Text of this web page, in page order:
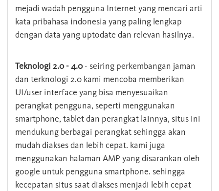
mejadi wadah pengguna Internet yang mencari arti
kata pribahasa indonesia yang paling lengkap
dengan data yang uptodate dan relevan hasilnya.
Teknologi 2.0 - 4.0- seiring perkembangan jaman
dan terknologi 2.0 kami mencoba memberikan
UI/user interface yang bisa menyesuaikan
perangkat pengguna, seperti menggunakan
smartphone, tablet dan perangkat lainnya, situs ini
mendukung berbagai perangkat sehingga akan
mudah diakses dan lebih cepat. kami juga
menggunakan halaman AMP yang disarankan oleh
google untuk pengguna smartphone. sehingga
kecepatan situs saat diakses menjadi lebih cepat